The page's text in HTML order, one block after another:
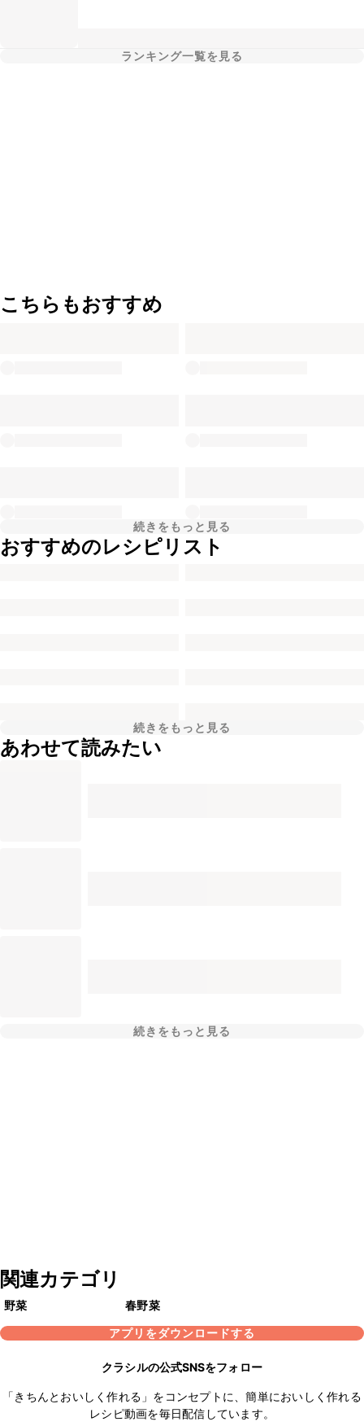
ランキング一覧を見る
こちらもおすすめ
続きをもっと見る
おすすめのレシピリスト
続きをもっと見る
あわせて読みたい
続きをもっと見る
関連カテゴリ
野菜
春野菜
アプリをダウンロードする
クラシルの公式SNSをフォロー
「きちんとおいしく作れる」をコンセプトに、簡単においしく作れる
レシピ動画を毎日配信しています。